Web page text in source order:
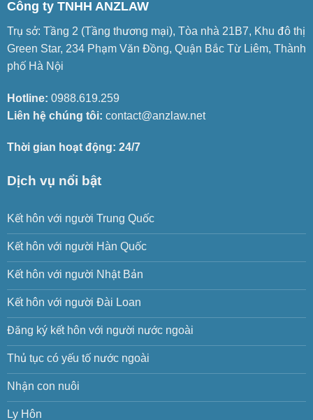
Công ty TNHH ANZLAW
Trụ sở: Tầng 2 (Tầng thương mại), Tòa nhà 21B7, Khu đô thị
Green Star, 234 Phạm Văn Đồng, Quận Bắc Từ Liêm, Thành
phố Hà Nội
Hotline: 0988.619.259
Liên hệ chúng tôi: contact@anzlaw.net
Thời gian hoạt động: 24/7
Dịch vụ nổi bật
Kết hôn với người Trung Quốc
Kết hôn với người Hàn Quốc
Kết hôn với người Nhật Bản
Kết hôn với người Đài Loan
Đăng ký kết hôn với người nước ngoài
Thủ tục có yếu tố nước ngoài
Nhận con nuôi
Ly Hôn